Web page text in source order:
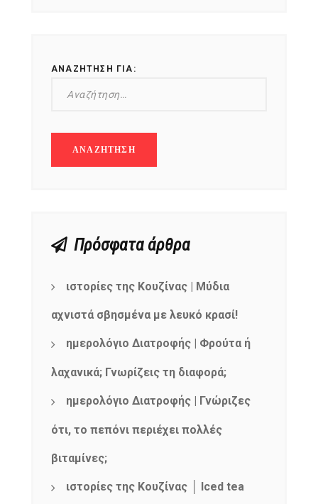
ΑΝΑΖΉΤΗΣΗ ΓΙΑ:
Πρόσφατα άρθρα
ιστορίες της Κουζίνας | Μύδια
αχνιστά σβησμένα με λευκό κρασί!
ημερολόγιο Διατροφής | Φρούτα ή
λαχανικά; Γνωρίζεις τη διαφορά;
ημερολόγιο Διατροφής | Γνώριζες
ότι, το πεπόνι περιέχει πολλές
βιταμίνες;
ιστορίες της Κουζίνας │ Iced tea